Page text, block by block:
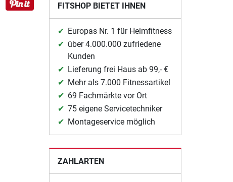
FITSHOP BIETET IHNEN
Europas Nr. 1 für Heimfitness
über 4.000.000 zufriedene
Kunden
Lieferung frei Haus ab 99,- €
Mehr als 7.000 Fitnessartikel
69 Fachmärkte vor Ort
75 eigene Servicetechniker
Montageservice möglich
ZAHLARTEN